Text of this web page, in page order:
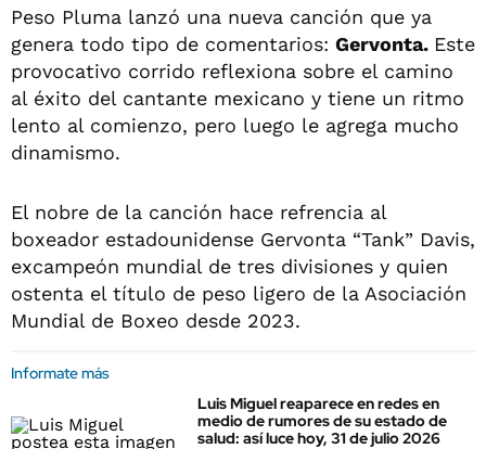
Peso Pluma lanzó una nueva canción que ya
genera todo tipo de comentarios: Gervonta. Este
provocativo corrido reflexiona sobre el camino
al éxito del cantante mexicano y tiene un ritmo
lento al comienzo, pero luego le agrega mucho
dinamismo.
El nobre de la canción hace refrencia al
boxeador estadounidense Gervonta “Tank” Davis,
excampeón mundial de tres divisiones y quien
ostenta el título de peso ligero de la Asociación
Mundial de Boxeo desde 2023.
Informate más
Luis Miguel reaparece en redes en
medio de rumores de su estado de
salud: así luce hoy, 31 de julio 2026